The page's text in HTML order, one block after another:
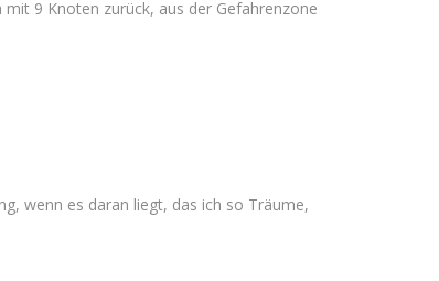
9 Knoten zurück, aus der Gefahrenzone
wenn es daran liegt, das ich so Träume,